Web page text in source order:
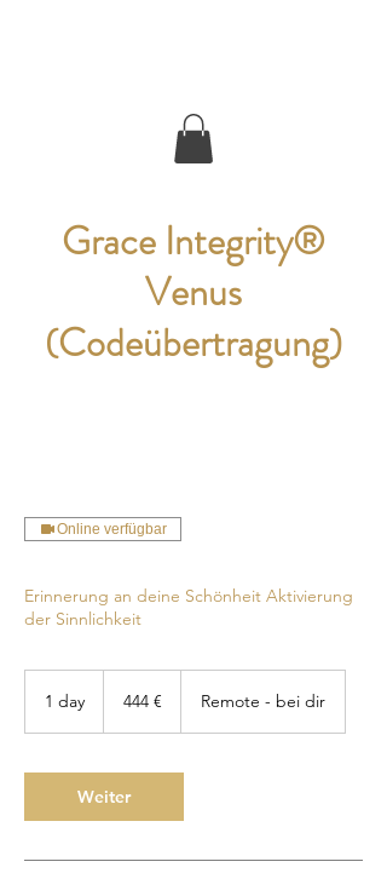
Grace Integrity®
Venus
(Codeübertragung)
Online verfügbar
Erinnerung an deine Schönheit Aktivierung
der Sinnlichkeit
1 day 444 € Remote - bei dir
Weiter